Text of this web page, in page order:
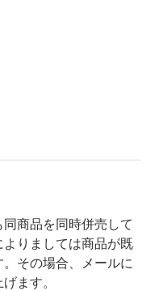
商品を同時併売して
りましては商品が既
その場合、メールに
ます。